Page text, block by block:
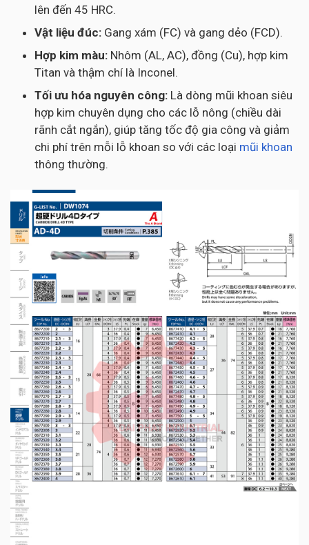
lên đến 45 HRC.
Vật liệu đúc: Gang xám (FC) và gang dẻo (FCD).
Hợp kim màu: Nhôm (AL, AC), đồng (Cu), hợp kim
Titan và thậm chí là Inconel.
Tối ưu hóa nguyên công: Là dòng mũi khoan siêu
hợp kim chuyên dụng cho các lỗ nông (chiều dài
rãnh cắt ngắn), giúp tăng tốc độ gia công và giảm
chi phí trên mỗi lỗ khoan so với các loại mũi khoan
thông thường.